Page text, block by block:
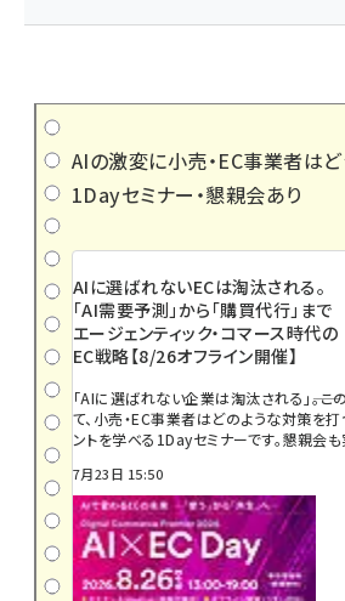
AIの激変に小売・EC事業者はど
1Dayセミナー・懇親会あり
AIに選ばれないECは淘汰される。
「AI需要予測」から「購買代行」まで
エージェンティック・コマース時代の
EC戦略【8/26オフライン開催】
「AIに選ばれない企業は淘汰される」――。
て、小売・EC事業者はどのような対策を
ントを学べる1Dayセミナーです。懇親会も
7月23日 15:50